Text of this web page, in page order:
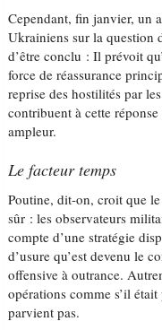
Cependant, fin janvier, un
Ukrainiens sur la question
d’être conclu : Il prévoit
force de réassurance
reprise des hostilités par
contribuent à cette
ampleur.
Le facteur temps
Poutine, dit-on, croit que le
sûr : les observateurs
compte d’une stratégie
d’usure qu’est devenu le
offensive à outrance.
opérations comme s’il
parvient pas.